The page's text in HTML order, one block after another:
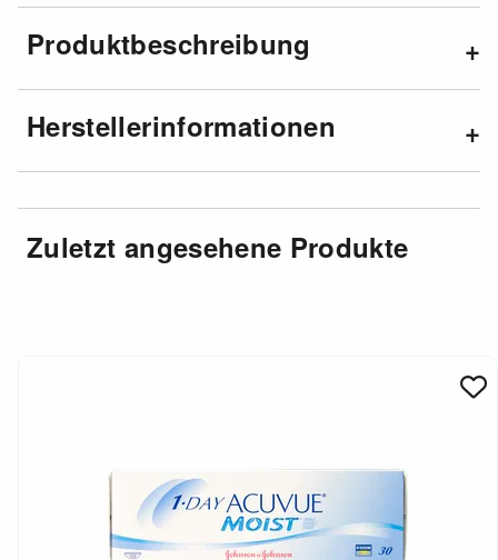
Produktbeschreibung
Herstellerinformationen
Zuletzt angesehene Produkte